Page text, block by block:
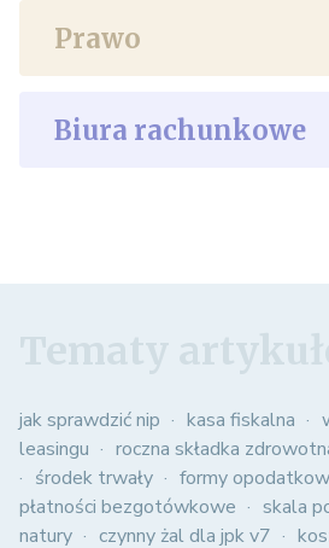
Prawo
Biura rachunkowe
jak sprawdzić nip kasa fiskalna
leasingu
roczna składka
środek trwały
formy
płatności bezgotówkowe
skala
natury
czynny żal dla jpk v7